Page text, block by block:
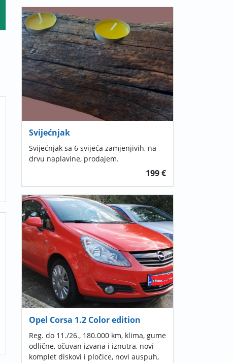
Svijećnjak
Svijećnjak sa 6 svijeća zamjenjivih, na
drvu naplavine, prodajem.
199 €
Opel Corsa 1.2 Color edition
Reg. do 11./26., 180.000 km, klima, gume
odlične, očuvan izvana i iznutra, novi
komplet diskovi i pločice, novi auspuh,